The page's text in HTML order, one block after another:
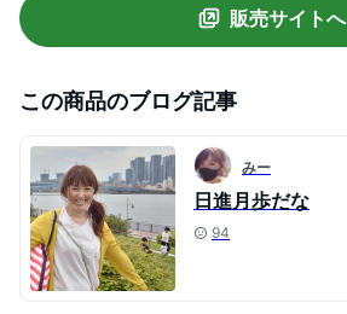
販売サイトへ
この商品のブログ記事
みー
日進月歩だな
94